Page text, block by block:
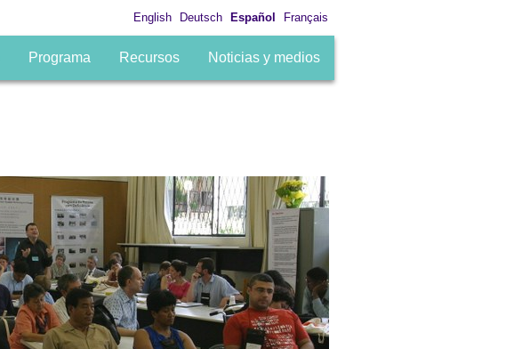
English Deutsch Español Français
Programa Recursos Noticias y medios